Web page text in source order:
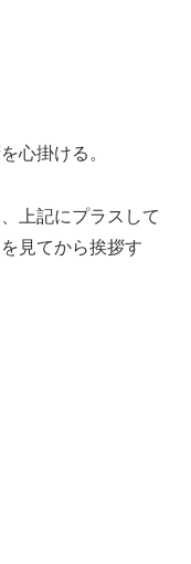
心掛ける。
上記にプラスして
見てから挨拶す